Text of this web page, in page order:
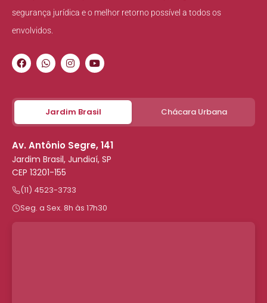
segurança jurídica e o melhor retorno possível a todos os
envolvidos.
Jardim Brasil Chácara Urbana
Av. Antônio Segre, 141
Jardim Brasil, Jundiaí, SP
CEP 13201-155
(11) 4523-3733
Seg. a Sex. 8h às 17h30